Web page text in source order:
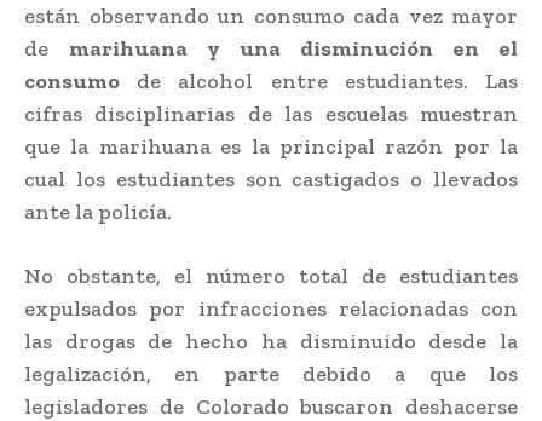
están observando un consumo cada vez mayor
de marihuana y una disminución en el
consumo de alcohol entre estudiantes. Las
cifras disciplinarias de las escuelas muestran
que la marihuana es la principal razón por la
cual los estudiantes son castigados o llevados
ante la policía.
No obstante, el número total de estudiantes
expulsados por infracciones relacionadas con
las drogas de hecho ha disminuido desde la
legalización, en parte debido a que los
legisladores de Colorado buscaron deshacerse